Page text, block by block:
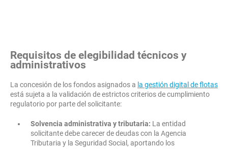
Requisitos de elegibilidad técnicos y
administrativos
La concesión de los fondos asignados a la gestión digital de flotas
está sujeta a la validación de estrictos criterios de cumplimiento
regulatorio por parte del solicitante:
Solvencia administrativa y tributaria: La entidad
solicitante debe carecer de deudas con la Agencia
Tributaria y la Seguridad Social, aportando los